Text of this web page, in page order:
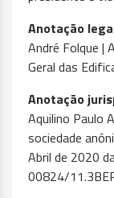
Anotação
André Folque |
Geral das
Anotação
Aquilino Paulo
sociedade
Abril de 2020
00824/